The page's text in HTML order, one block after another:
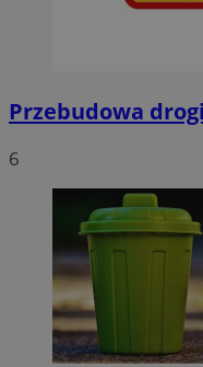
Przebudowa
6